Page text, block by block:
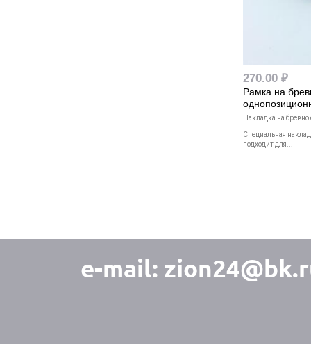
270.00 ₽
Рамка на
Накладка на
Специальная
подходит для...
e-mail: